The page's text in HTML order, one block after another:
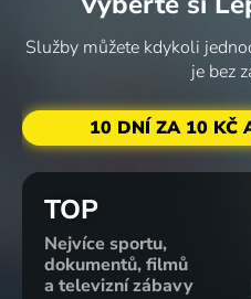
Služby můžete kdykoli
je bez
10 DNÍ ZA 10 KČ
TOP
Nejvíce sportu,
dokumentů, filmů
a televizní zábavy